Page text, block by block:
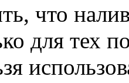
что
для тех